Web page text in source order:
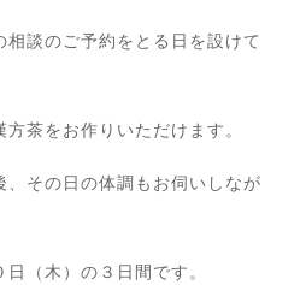
談のご予約をとる日を設けて
茶をお作りいただけます。
その日の体調もお伺いしなが
（木）の３日間です。